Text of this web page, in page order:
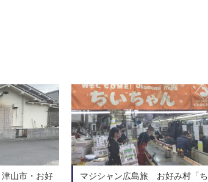
山市・お好
マジシャン広島旅 お好み村「ち